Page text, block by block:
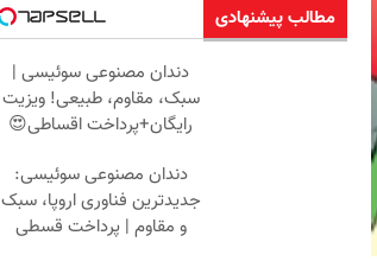
مطالب پیشنهادی
دندان مصنوعی سوئیسی |
سبک، مقاوم، طبیعی! ویزیت
رایگان+پرداخت اقساطی😍
دندان مصنوعی سوئیسی:
جدیدترین فناوری اروپا، سبک
و مقاوم | پرداخت قسطی